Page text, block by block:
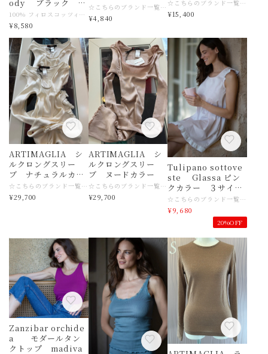
ody ブラック
３、４サイズ
100% フィロスコッツィア®コットン。フィロスコッツィア®コットン糸は低刺激性、抗菌性、吸湿性に優れ、体から自然に分泌される汗を吸収・分散させ、可溶性タンパク質を含みません。最高品質の素材を使用し、イタリア国内で完全に製造されています。 ☆こちらのブランド一覧はこちら https://www.slingerie.shop/categories/6206266 【商品名】 MADIVA Astra コットンループ Body ブラック 【サイズ】MADIVA ３サイズ 日本M〜Lサイズ目安 ４サイズ 日本L目安 ５サイズ 日本LL目安 サイズ感がご不明な場合は店舗へお問い合わせくださいませ。 【素材】コットン 【色】ブラック 【ご注意事項】 モニターの発色の具合によって実際のものと色が異なる場合がございます。 【その他商品説明】 1953年にイタリアのウール生産の中心地であるビエラで創業。イタリアならではのデザイン、クオリティーの高さが人気でたくさんの方に愛されているインナーブランド MADIVAです。 伸縮性に富むニット製品を得意とし、保温性・放湿性に優れたシルクウールのアイテムが特に絶大な人気を誇ります。 最高級レースとの組み合わせで、より華やかで氣品のある女性らしさも引き立たせてくれます。 ARTIMAGLIAは、MADIVAのファッショナブルなセカンドブランドです。 シーズンごとに変わるArtimagliaコレクションのファッショナブルなコレクションには 特に高級素材が使用されています。 メリノウールとマルベリーシルクに、ヨーロッパ産の上質なレースを組み合わせ、時代を超越した美しさ、用途の広さ、そしてワードローブに欠かせない上質なウェアを生み出しています
¥8,580
☆こちらのブランド一覧はこちら https://www.slingerie.shop/categories/6206266 【商品名】MADIVA ASTRA キャミソール CACAO 【サイズ】2サイズ 【素材】コットン 【色】CACAO 【ご注意事項】 モニターの発色の具合によって実際のものと色が異なる場合がございます。 【その他商品説明】 1953年にイタリアのウール生産の中心地であるビエラで創業。イタリアならではのデザイン、クオリティーの高さが人気でたくさんの方に愛されているインナーブランド MADIVAです。 伸縮性に富むニット製品を得意とし、保温性・放湿性に優れたシルクウールのアイテムが特に絶大な人気を誇ります。 最高級レースとの組み合わせで、より華やかで氣品のある女性らしさも引き立たせてくれます。 ARTIMAGLIAは、MADIVAのファッショナブルなセカンドブランドです。 シーズンごとに変わるArtimagliaコレクションのファッショナブルなコレクションには 特に高級素材が使用されています。 メリノウールとマルベリーシルクに、ヨーロッパ産の上質なレースを組み合わせ、時代を超越した美しさ、用途の広さ、そしてワードローブに欠かせない上質なウェアを生み出しています
¥4,840
☆こちらのブランド一覧はこちら https://www.slingerie.shop/categories/6206266 【商品名】MADIVA LUZ ベビードール OLIVIA 【サイズ】2サイズ 【素材】ビスコース、ポリエステル、ナイロン 【色】OLIVIA 【ご注意事項】 モニターの発色の具合によって実際のものと色が異なる場合がございます。 【その他商品説明】 1953年にイタリアのウール生産の中心地であるビエラで創業。イタリアならではのデザイン、クオリティーの高さが人気でたくさんの方に愛されているインナーブランド MADIVAです。 伸縮性に富むニット製品を得意とし、保温性・放湿性に優れたシルクウールのアイテムが特に絶大な人気を誇ります。 最高級レースとの組み合わせで、より華やかで氣品のある女性らしさも引き立たせてくれます。 ARTIMAGLIAは、MADIVAのファッショナブルなセカンドブランドです。 シーズンごとに変わるArtimagliaコレクションのファッショナブルなコレクションには 特に高級素材が使用されています。 メリノウールとマルベリーシルクに、ヨーロッパ産の上質なレースを組み合わせ、時代を超越した美しさ、用途の広さ、そしてワードローブに欠かせない上質なウェアを生み出しています
¥15,400
ARTIMAGLIA シ
ルクロングスリー
ブ ナチュラルカ
ラー3,4サイズ
☆こちらのブランド一覧はこちら https://www.slingerie.shop/categories/6206266 トルソーは３サイズです♡ 【商品名】ARTIMAGLIA シルク ロングスリーブ 【サイズ】３、４サイズ 日本サイズ目安 ３サイズ →M〜L サイズ目安 ４サイズ →Lサイズ目安 ☆サイズ感がご不明な場合は、どうぞ店舗へお問い合わせくださいませ 【素材】シルク 【色】ヌード 【ご注意事項】 モニターの発色の具合によって実際のものと色が異なる場合がございます。 【その他商品説明】 1953年にイタリアのウール生産の中心地であるビエラで創業。イタリアならではのデザイン、クオリティーの高さが人気でたくさんの方に愛されているインナーブランド MADIVAです。 伸縮性に富むニット製品を得意とし、保温性・放湿性に優れたシルクウールのアイテムが特に絶大な人気を誇ります。 最高級レースとの組み合わせで、より華やかで氣品のある女性らしさも引き立たせてくれます。 ARTIMAGLIAは、MADIVAのファッショナブルなセカンドブランドです。 シーズンごとに変わるArtimagliaコレクションのファッショナブルなコレクションには 特に高級素材が使用されています。 メリノウールとマルベリーシルクに、ヨーロッパ産の上質なレースを組み合わせ、時代を超越した美しさ、用途の広さ、そしてワードローブに欠かせない上質なウェアを生み出しています
¥29,700
ARTIMAGLIA シ
ルクロングスリー
ブ ヌードカラー
☆こちらのブランド一覧はこちら https://www.slingerie.shop/categories/6206266 【商品名】ARTIMAGLIA シルク ロングスリーブ 【サイズ】３サイズ（日本 Mサイズ〜Lサイズ目安） ☆サイズ感がご不明な場合は、どうぞ店舗へお問い合わせくださいませ 【素材】シルク 【色】ヌード 【ご注意事項】 モニターの発色の具合によって実際のものと色が異なる場合がございます。 【その他商品説明】 1953年にイタリアのウール生産の中心地であるビエラで創業。イタリアならではのデザイン、クオリティーの高さが人気でたくさんの方に愛されているインナーブランド MADIVAです。 伸縮性に富むニット製品を得意とし、保温性・放湿性に優れたシルクウールのアイテムが特に絶大な人気を誇ります。 最高級レースとの組み合わせで、より華やかで氣品のある女性らしさも引き立たせてくれます。 ARTIMAGLIAは、MADIVAのファッショナブルなセカンドブランドです。 シーズンごとに変わるArtimagliaコレクションのファッショナブルなコレクションには 特に高級素材が使用されています。 メリノウールとマルベリーシルクに、ヨーロッパ産の上質なレースを組み合わせ、時代を超越した美しさ、用途の広さ、そしてワードローブに欠かせない上質なウェアを生み出しています
¥29,700
Tulipano sottove
ste Glassa ピン
クカラー ３サイ
ズ madiva
☆こちらのブランド一覧はこちら https://www.slingerie.shop/categories/6206266 【商品名】MADIVA Tulipano sottoveste Glassa ピンクカラー 【サイズ】３サイズ 日本M〜Lサイズ目安 【素材】コットン 【色】Glassa 【ご注意事項】 モニターの発色の具合によって実際のものと色が異なる場合がございます。 【その他商品説明】 1953年にイタリアのウール生産の中心地であるビエラで創業。イタリアならではのデザイン、クオリティーの高さが人気でたくさんの方に愛されているインナーブランド MADIVAです。 伸縮性に富むニット製品を得意とし、保温性・放湿性に優れたシルクウールのアイテムが特に絶大な人気を誇ります。 最高級レースとの組み合わせで、より華やかで氣品のある女性らしさも引き立たせてくれます。 ARTIMAGLIAは、MADIVAのファッショナブルなセカンドブランドです。 シーズンごとに変わるArtimagliaコレクションのファッショナブルなコレクションには 特に高級素材が使用されています。 メリノウールとマルベリーシルクに、ヨーロッパ産の上質なレースを組み合わせ、時代を超越した美しさ、用途の広さ、そしてワードローブに欠かせない上質なウェアを生み出しています
¥9,680
20%OFF
Zanzibar orchide
a モダールタン
クトップ madiva